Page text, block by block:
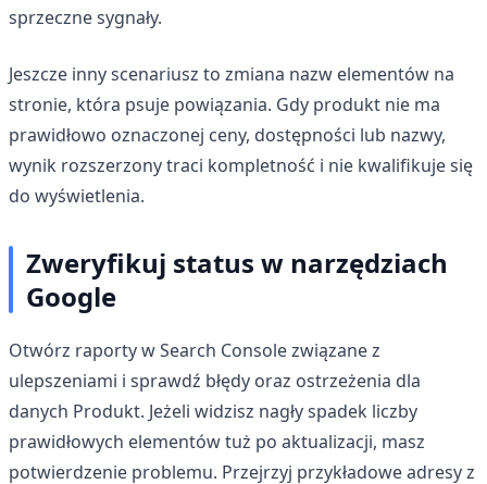
sprzeczne sygnały.
Jeszcze inny scenariusz to zmiana nazw elementów na
stronie, która psuje powiązania. Gdy produkt nie ma
prawidłowo oznaczonej ceny, dostępności lub nazwy,
wynik rozszerzony traci kompletność i nie kwalifikuje się
do wyświetlenia.
Zweryfikuj status w narzędziach
Google
Otwórz raporty w Search Console związane z
ulepszeniami i sprawdź błędy oraz ostrzeżenia dla
danych Produkt. Jeżeli widzisz nagły spadek liczby
prawidłowych elementów tuż po aktualizacji, masz
potwierdzenie problemu. Przejrzyj przykładowe adresy z